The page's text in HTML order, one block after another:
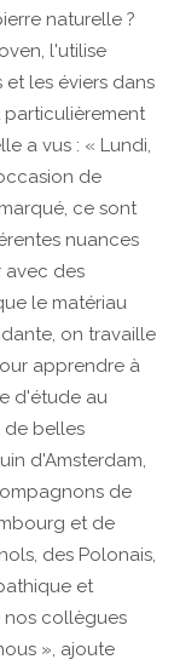
naturelle ?
l'utilise
et les éviers dans
particulièrement
a vus : « Lundi,
de
ce sont
nuances
avec des
le matériau
on travaille
apprendre à
d'étude au
de belles
d'Amsterdam,
de
et de
des Polonais,
et
nos collègues
», ajoute